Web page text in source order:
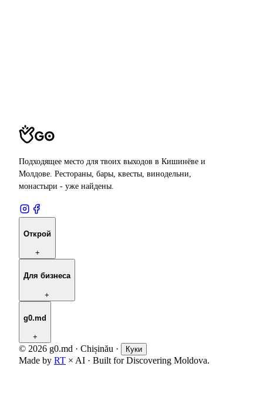
Подходящее место для твоих выходов в Кишинёве и
Молдове. Рестораны, бары, квесты, винодельни,
монастыри - уже найдены.
Открой
+
Для бизнеса
+
g0.md
+
© 2026 g0.md · Chișinău · Куки
Made by RT × AI · Built for Discovering Moldova.